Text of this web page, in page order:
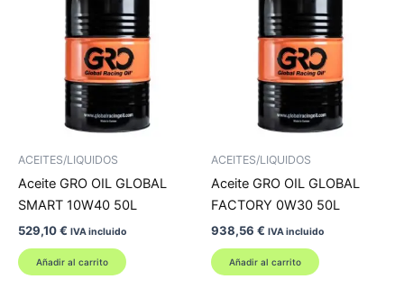
ACEITES/LIQUIDOS
Aceite GRO OIL GLOBAL
SMART 10W40 50L
529,10€ IVA incluido
Añadir al carrito
ACEITES/LIQUIDOS
Aceite GRO OIL GLOBAL
FACTORY 0W30 50L
938,56 € IVA incluido
Añadir al carrito